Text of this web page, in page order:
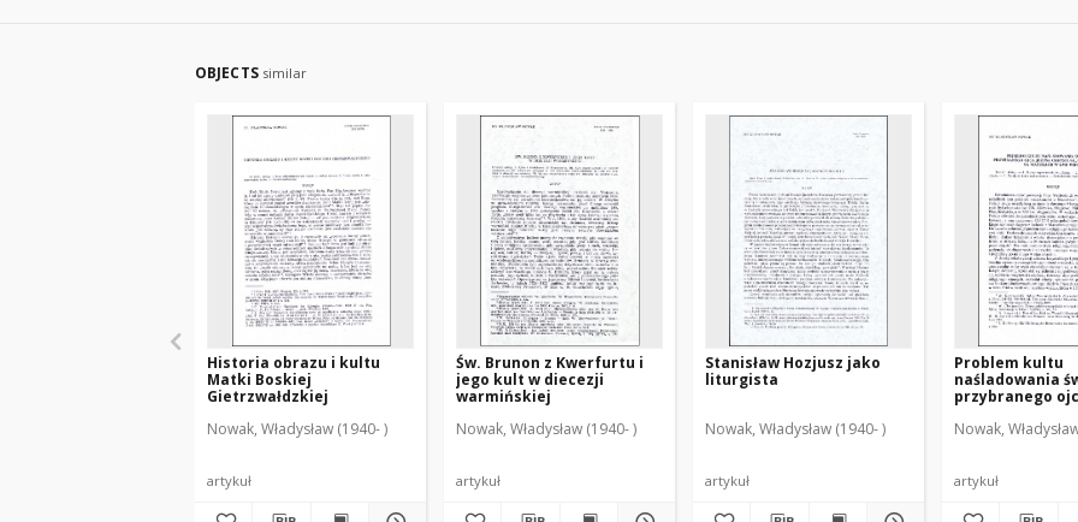
OBJECTS similar
Historia obrazu i kultu
Matki Boskiej
Gietrzwałdzkiej
Nowak, Władysław (1940- )
artykuł
Św. Brunon z Kwerfurtu i
jego kult w diecezji
warmińskiej
Nowak, Władysław (1940- )
artykuł
Stanisław Hozjusz jako
liturgista
Nowak, Władysław (1940- )
artykuł
Problem kultu
naśladowania
przybranego
na Mazurach w
Nowak,
artykuł